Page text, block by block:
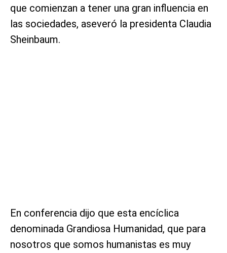
que comienzan a tener una gran influencia en
las sociedades, aseveró la presidenta Claudia
Sheinbaum.
En conferencia dijo que esta encíclica
denominada Grandiosa Humanidad, que para
nosotros que somos humanistas es muy